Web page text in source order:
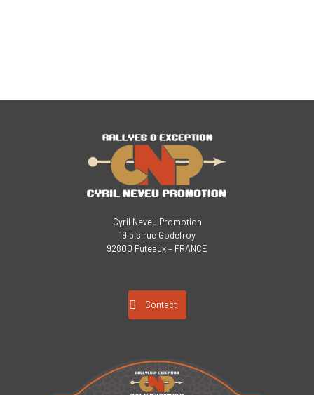
Cyril Neveu Promotion
19 bis rue Godefroy
92800 Puteaux – FRANCE
Contact